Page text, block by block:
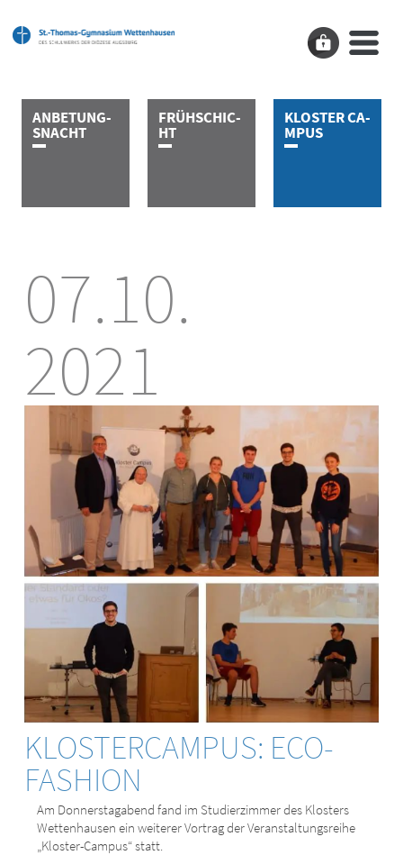
A­N­B­E­­­T­U­N­G­
S­­­­­N­A­C­H­T
F­R­Ü­H­­­­­S­C­H­I­C­
H­T
K­L­O­S­T­E­R­­­­­ ­C­A­
M­P­U­S
07.10.
2021
KLOSTERCAMPUS: ECO-
FASHION
Am Donnerstagabend fand im Studierzimmer des Klosters
Wettenhausen ein weiterer Vortrag der Veranstaltungsreihe
„Kloster-Campus“ statt.